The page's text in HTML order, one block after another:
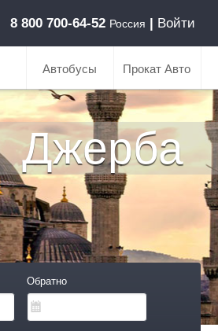
8 800 700-64-52 Россия | Войти
Автобусы Прокат Авто
Джерба
Обратно